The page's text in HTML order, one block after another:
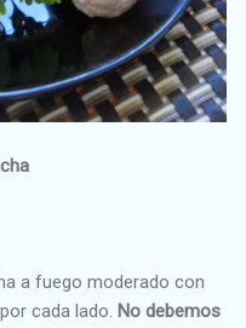
a fuego moderado con
cada lado. No debemos